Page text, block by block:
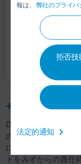
報は、 弊社のプライ
拒否技
法定的通知
サービス
DURRではグローバ
のご満足いただける
に実現にするため、
トをみずからの責任